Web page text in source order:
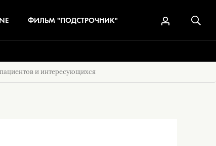
ФИЛЬМ "ПОДСТРОЧНИК"
и интересующихся